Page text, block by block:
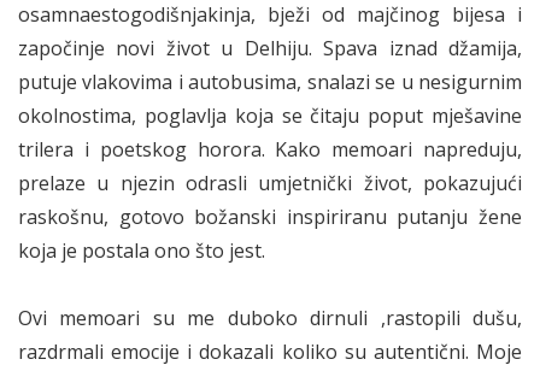
osamnaestogodišnjakinja, bježi od majčinog bijesa i
započinje novi život u Delhiju. Spava iznad džamija,
putuje vlakovima i autobusima, snalazi se u nesigurnim
okolnostima, poglavlja koja se čitaju poput mješavine
trilera i poetskog horora. Kako memoari napreduju,
prelaze u njezin odrasli umjetnički život, pokazujući
raskošnu, gotovo božanski inspiriranu putanju žene
koja je postala ono što jest.
Ovi memoari su me duboko dirnuli ,rastopili dušu,
razdrmali emocije i dokazali koliko su autentični. Moje